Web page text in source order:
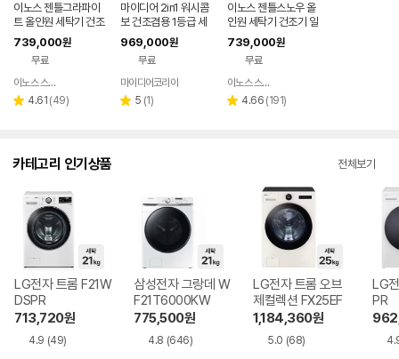
이노스 젠틀그라파이
트 올인원 세탁기 건조
기 일체형 세탁 10kg,
건조 7kg 방문설치
739,000원
무료
이노스 스토어
별 4.61 리
(49)
마이디어 2in1 워시콤
보 건조겸용 1등급 세
탁건조기 MF210D15
0WB/WK-KR (세탁 1
5kg, 건조 9kg)
969,000원
무료
마이디어코리아
별 5 리
(1)
이노스 젠틀스노우 올
인원 세탁기 건조기 일
체형 세탁 10kg, 건조
7kg 방문설치
739,000원
무료
페이
이노스 스토어
별 4.66 리
(191)
카테고리 인기상품 전체보기
LG전자 트롬 F21W
DSPR
713,720원
4.9 (49)
삼성전자 그랑데 W
F21T6000KW
775,500원
4.8 (646)
LG전자 트롬 오브
제컬렉션 FX25EF
1,184,360원
5.0 (68)
LG
PR